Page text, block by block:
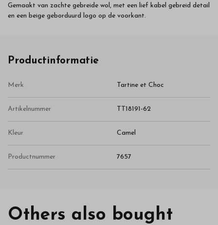
Gemaakt van zachte gebreide wol, met een lief kabel gebreid detail
en een beige geborduurd logo op de voorkant.
Productinformatie
Merk Tartine et Choc
Artikelnummer TT18191-62
Kleur Camel
Productnummer 7657
Others also bought